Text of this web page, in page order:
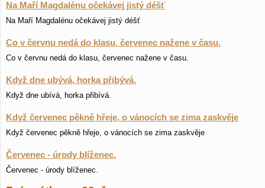
Na Maří Magdalénu očekávej jistý déšť
Na Maří Magdalénu očekávej jistý déšť
Co v červnu nedá do klasu, červenec nažene v času.
Co v červnu nedá do klasu, červenec nažene v času.
Když dne ubývá, horka přibývá.
Když dne ubívá, horka přibívá.
Když červenec pěkně hřeje, o vánocích se zima zaskvěje
Když červenec pěkně hřeje, o vánocích se zima zaskvěje
Červenec - úrody blíženec.
Červenec - úrody blíženec.